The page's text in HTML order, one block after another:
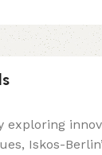
exploring
Iskos-